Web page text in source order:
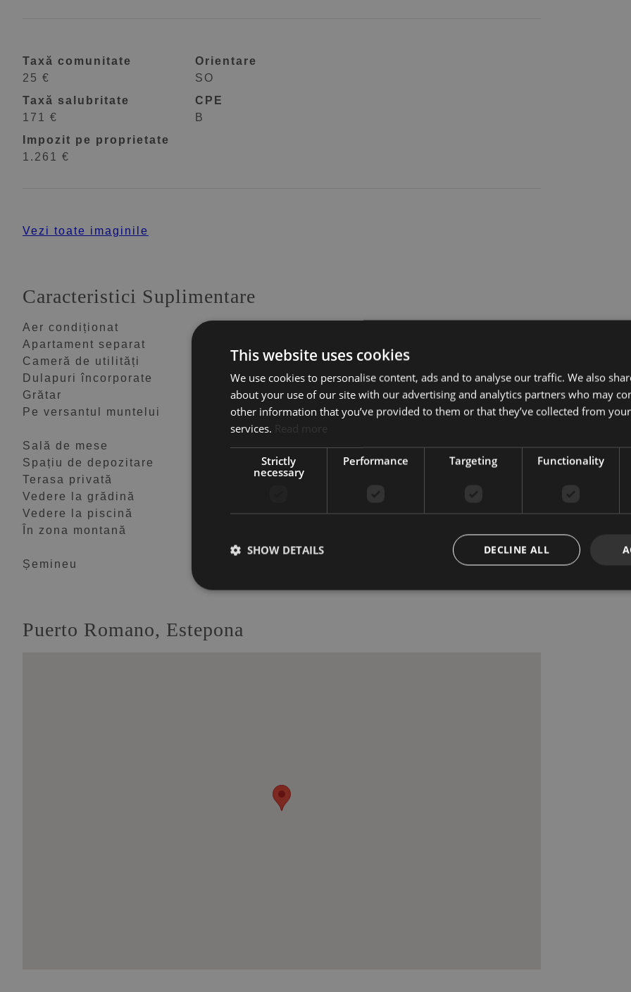
Taxă comunitate
25 €
Taxă salubritate
171 €
Impozit pe proprietate
1.261 €
Orientare
SO
CPE
B
Vezi toate imaginile
Caracteristici Suplimentare
Aer condiționat Alarmă
Apartament separat
Cameră de utilități
Cameră de zi
Condiție excelentă
Dulapuri încorporate
Geamuri duble
Grădini mature
Grătar
Parcare inclusă
Pardosealã din marmurã
Pe versantul muntelui
Recent renovat /
reabilitat
Rezervor de apă
Sală de mese Saună
Sistem de irigare automat
Spațiu de depozitare
Spălătorie
Terasa acoperită
Terasa privată
Terasă descoperită
Vedere la grădină
Vedere la piscină
Vedere la țară
Vedere panoramică
În zona montană
Șemineu
Puerto Romano, Estepona
This website uses cookies
We use cookies to personalise content, ads and to analyse our traffic. We also
about your use of our site with our advertising and analytics partners who may
other information that you’ve provided to them or that they’ve collected from
services. Read more
Strictly
necessary
Performance Targeting Functionality
DECLINE ALL
SHOW DETAILS